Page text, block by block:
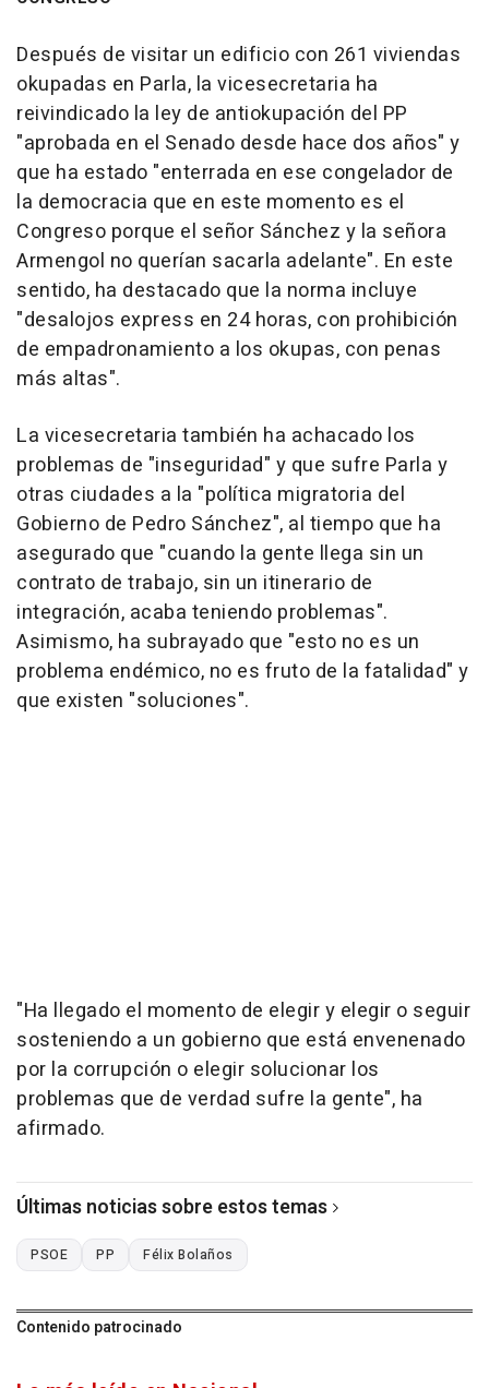
Después de visitar un edificio con 261 viviendas
okupadas en Parla, la vicesecretaria ha
reivindicado la ley de antiokupación del PP
"aprobada en el Senado desde hace dos años" y
que ha estado "enterrada en ese congelador de
la democracia que en este momento es el
Congreso porque el señor Sánchez y la señora
Armengol no querían sacarla adelante". En este
sentido, ha destacado que la norma incluye
"desalojos express en 24 horas, con prohibición
de empadronamiento a los okupas, con penas
más altas".
La vicesecretaria también ha achacado los
problemas de "inseguridad" y que sufre Parla y
otras ciudades a la "política migratoria del
Gobierno de Pedro Sánchez", al tiempo que ha
asegurado que "cuando la gente llega sin un
contrato de trabajo, sin un itinerario de
integración, acaba teniendo problemas".
Asimismo, ha subrayado que "esto no es un
problema endémico, no es fruto de la fatalidad" y
que existen "soluciones".
"Ha llegado el momento de elegir y elegir o seguir
sosteniendo a un gobierno que está envenenado
por la corrupción o elegir solucionar los
problemas que de verdad sufre la gente", ha
afirmado.
Últimas noticias sobre estos temas
PSOE PP Félix Bolaños
Contenido patrocinado